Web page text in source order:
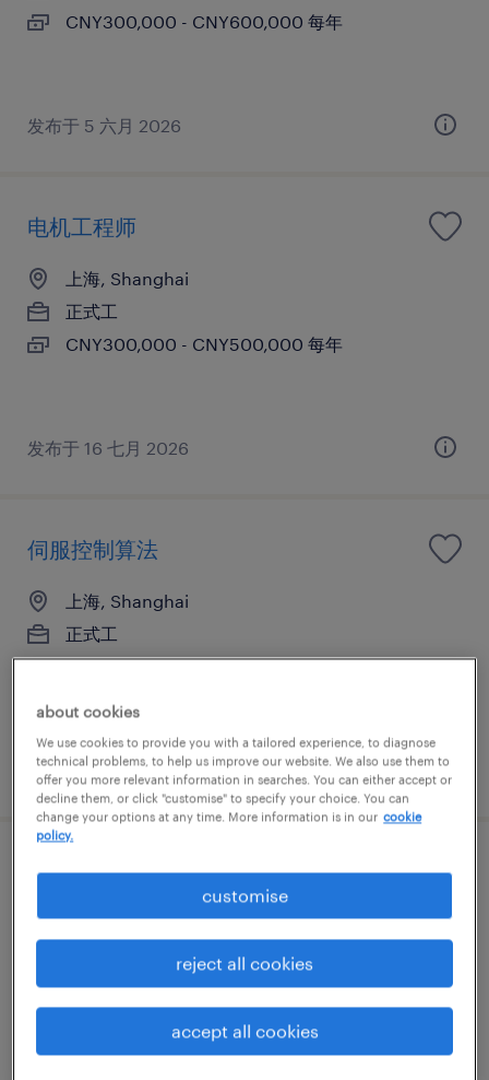
CNY300,000 - CNY600,000 每年
发布于 5 六月 2026
电机工程师
上海, Shanghai
正式工
CNY300,000 - CNY500,000 每年
发布于 16 七月 2026
伺服控制算法
上海, Shanghai
正式工
CNY450,000 - CNY650,000 每年
发布于 21 七月 2026
Sr. Technical Sourcing Engineer
上海, Shanghai
CNY240,000 - CNY288,000 每年
about cookies
We use cookies to provide you with a tailored experience, to diagnose
technical problems, to help us improve our website. We also use them to
offer you more relevant information in searches. You can either accept or
decline them, or click "customise" to specify your choice. You can
change your options at any time. More information is in our cookie
policy.
customise
reject all cookies
accept all cookies